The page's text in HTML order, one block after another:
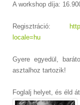
A workshop díja:
Regisztráció:
locale=hu
Gyere egyedül,
asztalhoz tartozik!
Foglalj helyet, és éld